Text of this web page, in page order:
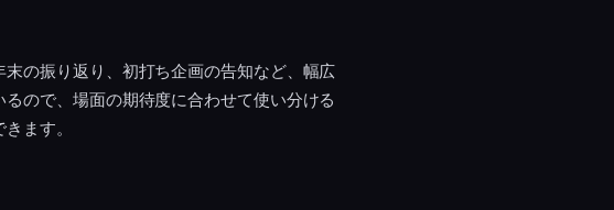
の振り返り、初打ち企画の告知など、幅広
ので、場面の期待度に合わせて使い分ける
ます。